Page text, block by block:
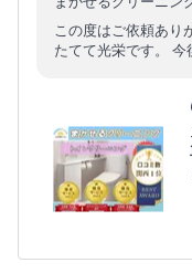
この度はご依頼あり
たてて光栄です。 今